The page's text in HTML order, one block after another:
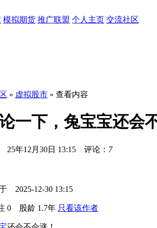
模拟期货 推广联盟 个人主页 交流社区
» 虚拟股市 » 查看内容
一下，兔宝宝还会
25年12月30日 13:15 评论： 7
2025-12-30 13:15
0 股龄 1.7年 只看该作者